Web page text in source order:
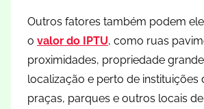
Outros fatores também podem
o valor do IPTU, como ruas
proximidades, propriedade
localização e perto de instituições
praças, parques e outros locais